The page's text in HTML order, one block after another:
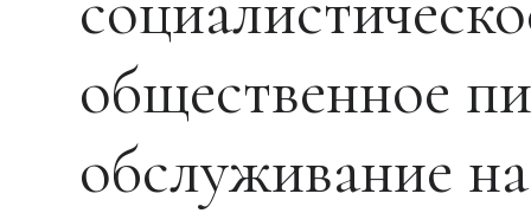
общественное
обслуживание